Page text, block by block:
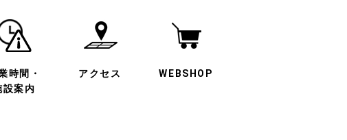
時間・
設案内
アクセス WEBSHOP